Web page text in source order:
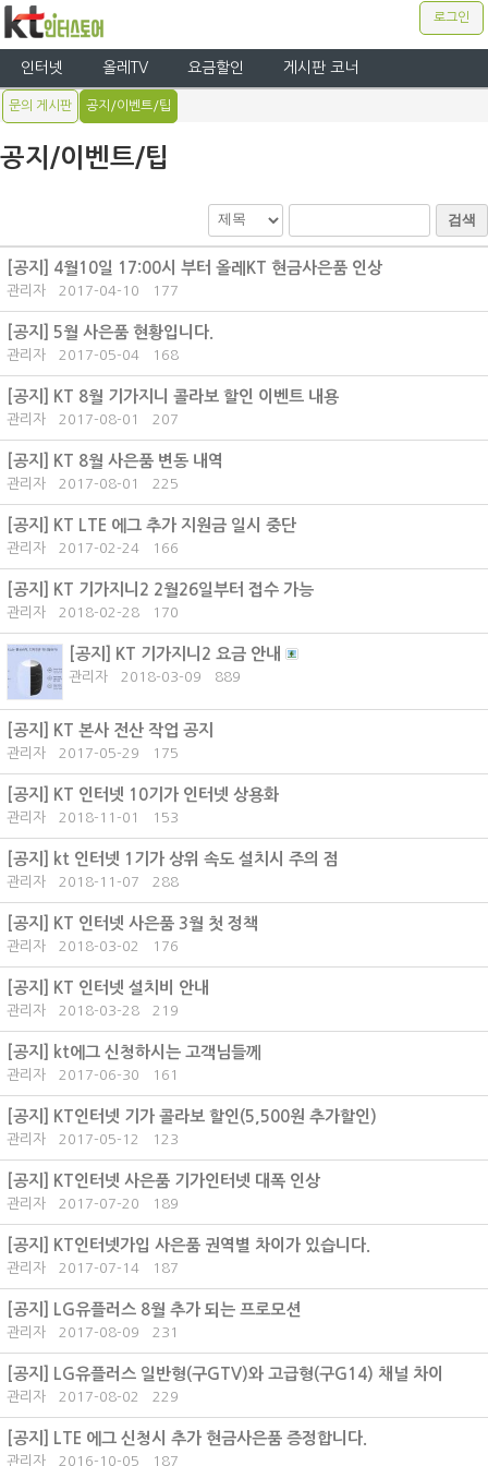
로그인
인터넷 올레TV 요금할인 게시판 코너
문의 게시판 공지/이벤트/팁
공지/이벤트/팁
검색
[공지] 4월10일 17:00시 부터 올레KT 현금사은품 인상
관리자 2017-04-10 177
[공지] 5월 사은품 현황입니다.
관리자 2017-05-04 168
[공지] KT 8월 기가지니 콜라보 할인 이벤트 내용
관리자 2017-08-01 207
[공지] KT 8월 사은품 변동 내역
관리자 2017-08-01 225
[공지] KT LTE 에그 추가 지원금 일시 중단
관리자 2017-02-24 166
[공지] KT 기가지니2 2월26일부터 접수 가능
관리자 2018-02-28 170
[공지] KT 기가지니2 요금 안내
관리자 2018-03-09 889
[공지] KT 본사 전산 작업 공지
관리자 2017-05-29 175
[공지] KT 인터넷 10기가 인터넷 상용화
관리자 2018-11-01 153
[공지] kt 인터넷 1기가 상위 속도 설치시 주의 점
관리자 2018-11-07 288
[공지] KT 인터넷 사은품 3월 첫 정책
관리자 2018-03-02 176
[공지] KT 인터넷 설치비 안내
관리자 2018-03-28 219
[공지] kt에그 신청하시는 고객님들께
관리자 2017-06-30 161
[공지] KT인터넷 기가 콜라보 할인(5,500원 추가할인)
관리자 2017-05-12 123
[공지] KT인터넷 사은품 기가인터넷 대폭 인상
관리자 2017-07-20 189
[공지] KT인터넷가입 사은품 권역별 차이가 있습니다.
관리자 2017-07-14 187
[공지] LG유플러스 8월 추가 되는 프로모션
관리자 2017-08-09 231
[공지] LG유플러스 일반형(구GTV)와 고급형(구G14) 채널 차이
관리자 2017-08-02 229
[공지] LTE 에그 신청시 추가 현금사은품 증정합니다.
관리자 2016-10-05 187